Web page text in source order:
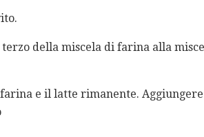
della miscela di farina alla
e il latte rimanente.